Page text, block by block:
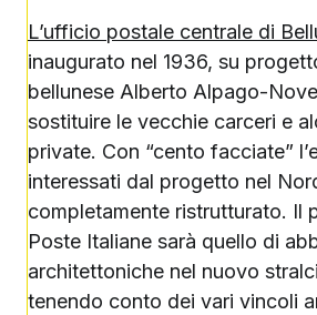
L’ufficio postale centrale di
inaugurato nel 1936, su
bellunese Alberto Alpago-
sostituire le vecchie carceri e
private. Con “cento facciate”
interessati dal progetto nel
completamente ristrutturato. Il
Poste Italiane sarà quello di
architettoniche nel nuovo
tenendo conto dei vari vincoli